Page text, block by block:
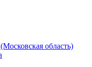
область)